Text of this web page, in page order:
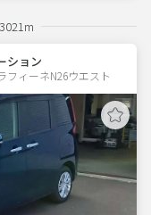
3021m
ション
フィーネN26ウエスト